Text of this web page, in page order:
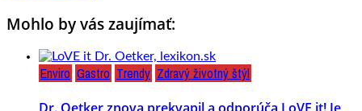
Mohlo by vás zaujímať:
Enviro Gastro Trendy Zdravý životný štýl